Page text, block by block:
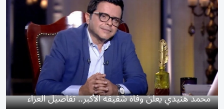
محمد هنيدي يعلن وفاة شقيقه الأكبر.. تفاصيل العزاء